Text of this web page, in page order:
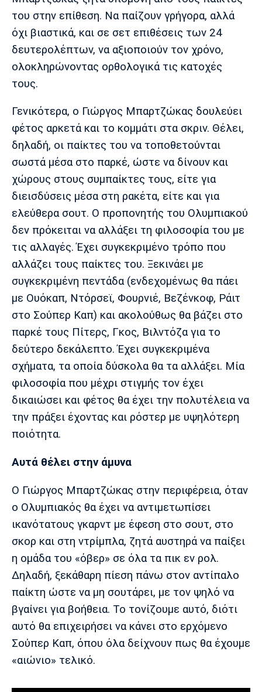
του στην επίθεση. Να παίζουν γρήγορα, αλλά
όχι βιαστικά, και σε σετ επιθέσεις των 24
δευτερολέπτων, να αξιοποιούν τον χρόνο,
ολοκληρώνοντας ορθολογικά τις κατοχές
τους.
Γενικότερα, ο Γιώργος Μπαρτζώκας δουλεύει
φέτος αρκετά και το κομμάτι στα σκριν. Θέλει,
δηλαδή, οι παίκτες του να τοποθετούνται
σωστά μέσα στο παρκέ, ώστε να δίνουν και
χώρους στους συμπαίκτες τους, είτε για
διεισδύσεις μέσα στη ρακέτα, είτε και για
ελεύθερα σουτ. Ο προπονητής του Ολυμπιακού
δεν πρόκειται να αλλάξει τη φιλοσοφία του με
τις αλλαγές. Έχει συγκεκριμένο τρόπο που
αλλάζει τους παίκτες του. Ξεκινάει με
συγκεκριμένη πεντάδα (ενδεχομένως θα πάει
με Ουόκαπ, Ντόρσεϊ, Φουρνιέ, Βεζένκοφ, Ράιτ
στο Σούπερ Καπ) και ακολούθως θα βάζει στο
παρκέ τους Πίτερς, Γκος, Βιλντόζα για το
δεύτερο δεκάλεπτο. Έχει συγκεκριμένα
σχήματα, τα οποία δύσκολα θα τα αλλάξει. Μία
φιλοσοφία που μέχρι στιγμής τον έχει
δικαιώσει και φέτος θα έχει την πολυτέλεια να
την πράξει έχοντας και ρόστερ με υψηλότερη
ποιότητα.
Αυτά θέλει στην άμυνα
Ο Γιώργος Μπαρτζώκας στην περιφέρεια, όταν
ο Ολυμπιακός θα έχει να αντιμετωπίσει
ικανότατους γκαρντ με έφεση στο σουτ, στο
σκορ και στη ντρίμπλα, ζητά αυστηρά να παίξει
η ομάδα του «όβερ» σε όλα τα πικ εν ρολ.
Δηλαδή, ξεκάθαρη πίεση πάνω στον αντίπαλο
παίκτη ώστε να μη σουτάρει, με τον ψηλό να
βγαίνει για βοήθεια. Το τονίζουμε αυτό, διότι
αυτό θα επιχειρήσει να κάνει στο ερχόμενο
Σούπερ Καπ, όπου όλα δείχνουν πως θα έχουμε
«αιώνιο» τελικό.